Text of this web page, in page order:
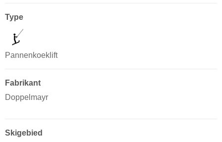
Type
Pannenkoeklift
Fabrikant
Doppelmayr
Skigebied